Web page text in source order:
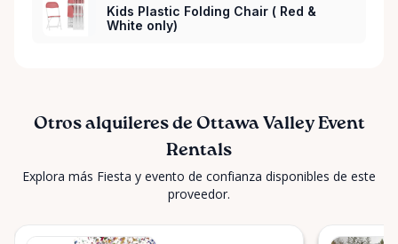
Kids Plastic Folding Chair ( Red &
White only)
Otros alquileres de Ottawa Valley Event
Rentals
Explora más Fiesta y evento de confianza disponibles de este
proveedor.